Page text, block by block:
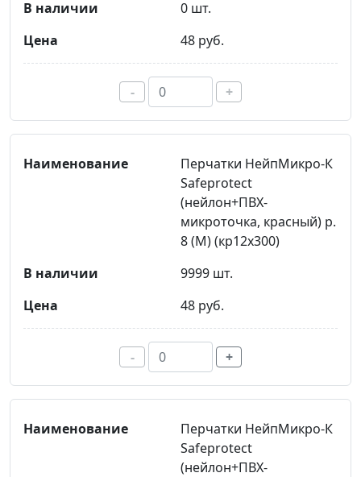
0 шт.
48 руб.
- +
Перчатки НейпМикро-К
Safeprotect
(нейлон+ПВХ-
микроточка, красный) р.
8 (M) (кр12х300)
9999 шт.
48 руб.
- +
Перчатки НейпМикро-К
Safeprotect
(нейлон+ПВХ-